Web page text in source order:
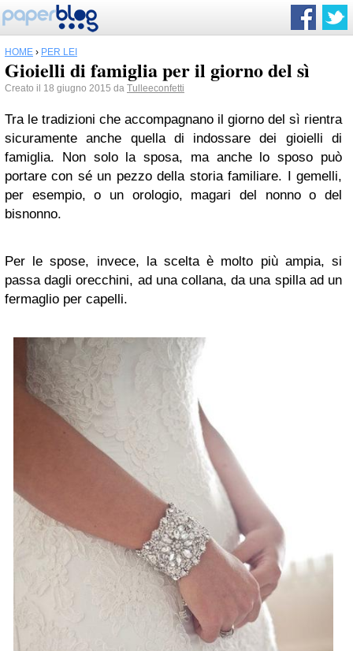
HOME › PER LEI
Gioielli di famiglia per il giorno del sì
Creato il 18 giugno 2015 da Tulleeconfetti
Tra le tradizioni che accompagnano il giorno del sì rientra
sicuramente anche quella di indossare dei gioielli di
famiglia. Non solo la sposa, ma anche lo sposo può
portare con sé un pezzo della storia familiare. I gemelli,
per esempio, o un orologio, magari del nonno o del
bisnonno.
Per le spose, invece, la scelta è molto più ampia, si
passa dagli orecchini, ad una collana, da una spilla ad un
fermaglio per capelli.